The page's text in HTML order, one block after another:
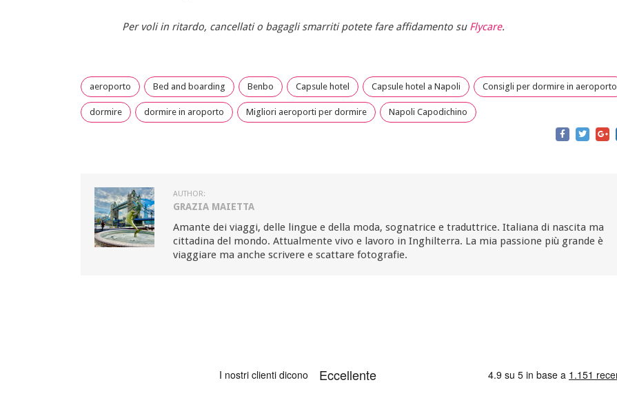
Per voli in ritardo, cancellati o bagagli smarriti potete fare affidamento su Flycare.
aeroporto Bed and boarding Benbo Capsule hotel Capsule hotel a Napoli Consigli per dormire in aeroporto
dormire dormire in aroporto Migliori aeroporti per dormire Napoli Capodichino
AUTHOR:
GRAZIA MAIETTA
Amante dei viaggi, delle lingue e della moda, sognatrice e traduttrice. Italiana di nascita ma
cittadina del mondo. Attualmente vivo e lavoro in Inghilterra. La mia passione più grande è
viaggiare ma anche scrivere e scattare fotografie.